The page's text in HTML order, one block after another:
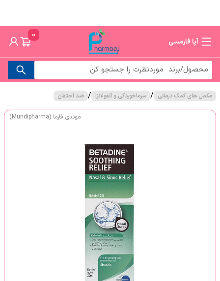
آپا فارمسی
0
مکمل های کمک درمانی / سرماخوردگی و آنفولانزا / ضد احتقان
موندی فارما (Mundipharma)